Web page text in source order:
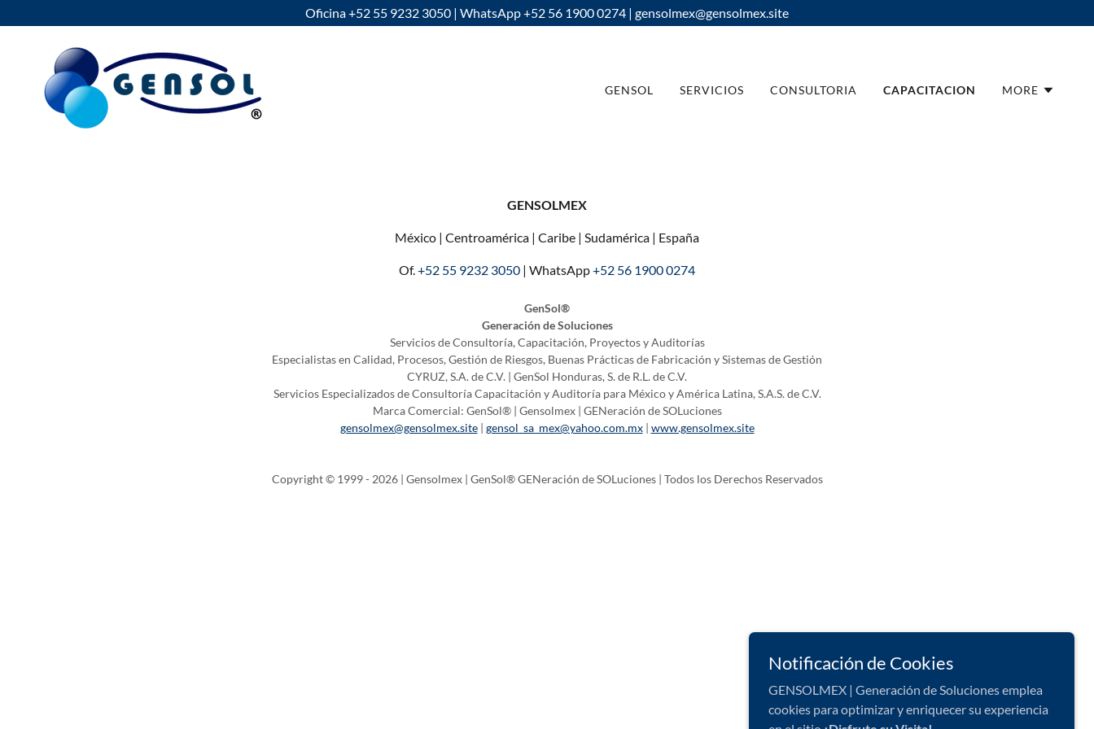
Oficina +52 55 9232 3050 | WhatsApp +52 56 1900 0274 | gensolmex@gensolmex.site
GENSOL SERVICIOS CONSULTORIA CAPACITACION MORE
GENSOLMEX
México | Centroamérica | Caribe | Sudamérica | España
Of.+52 55 9232 3050 | WhatsApp+52 56 1900 0274
GenSol®
Generación de Soluciones
Servicios de Consultoría, Capacitación, Proyectos y Auditorías
Especialistas en Calidad, Procesos, Gestión de Riesgos, Buenas Prácticas de Fabricación y Sistemas de Gestión
CYRUZ, S.A. de C.V. | GenSol Honduras, S. de R.L. de C.V.
Servicios Especializados de Consultoría Capacitación y Auditoría para México y América Latina, S.A.S. de C.V.
Marca Comercial: GenSol® | Gensolmex | GENeración de SOLuciones
gensolmex@gensolmex.site| gensol_sa_mex@yahoo.com.mx| www.gensolmex.site
Copyright © 1999 - 2026 | Gensolmex | GenSol® GENeración de SOLuciones | Todos los Derechos Reservados
Notificación de Cookies
GENSOLMEX | Generación de Soluciones emplea
cookies para optimizar y enriquecer su experiencia